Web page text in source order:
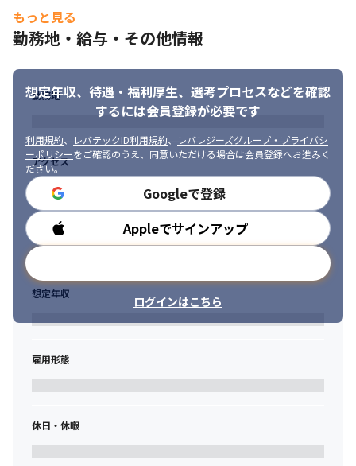
もっと見る
勤務地・給与・その他情報
想定年収、待遇・福利厚生、 選考プロセスなどを確認
するには会員登録が必要です
利用規約、 レバテックID利用規約、
レバレジーズグループ・プライバシ
ーポリシーをご確認のうえ、同意いただける場合は会員登録へお進みく
ださい。
Googleで登録
Appleでサインアップ
ログインはこちら
勤務地
アクセス
勤務時間
想定年収
雇用形態
休日・休暇